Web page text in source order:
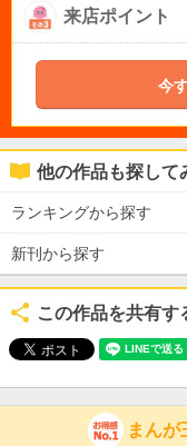
来店ポイント
今
他の作品も探して
ランキングから探す
新刊から探す
この作品を共有す
まんが